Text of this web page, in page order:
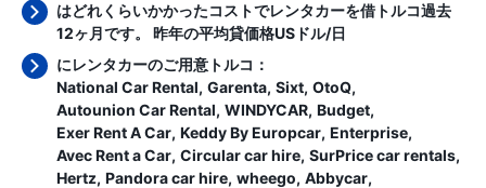
はどれくらいかかったコストでレンタカーを借トルコ過去
12ヶ月です。 昨年の平均貸価格USドル/日
にレンタカーのご用意トルコ：
National Car Rental Garenta Sixt OtoQ
Autounion Car Rental WINDYCAR Budget
Exer Rent A Car Keddy By Europcar Enterprise
Avec Rent a Car Circular car hire SurPrice car rentals
Hertz Pandora car hire wheego Abbycar